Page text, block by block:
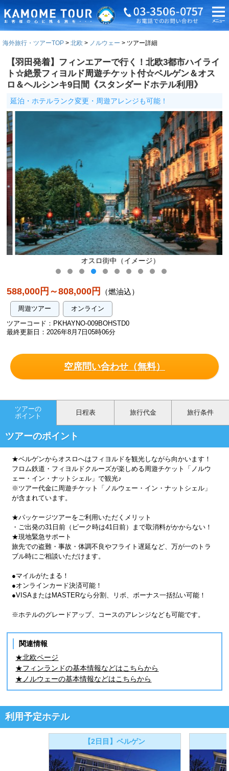
海外旅行・ツアーTOP 北欧 ノルウェー ツアー詳細
【羽田発着】フィンエアーで行く！北欧3都市ハイライ
ト☆絶景フィヨルド周遊チケット付☆ベルゲン＆オス
ロ＆ヘルシンキ9日間《スタンダードホテル利用》
延泊・ホテルランク変更・周遊アレンジも可能！
オスロ街中（イメージ）
588,000円～808,000円 （燃油込）
周遊ツアー
オンライン
ツアーコード：PKHAYNO-009BOHSTD0
最終更新日：2026年8月7日05時06分
空席問い合わせ（無料）
ツアーの
ポイント
日程表 旅行代金 旅行条件
ツアーのポイント
★ベルゲンからオスロへはフィヨルドを観光しながら向かいます！
フロム鉄道・フィヨルドクルーズが楽しめる周遊チケット「ノルウ
ェー・イン・ナットシェル」で観光♪
※ツアー代金に周遊チケット「ノルウェー・イン・ナットシェル」
が含まれています。
★パッケージツアーをご利用いただくメリット
・ご出発の31日前（ピーク時は41日前）まで取消料がかからない！
★現地緊急サポート
旅先での盗難・事故・体調不良やフライト遅延など、万が一のトラ
ブル時にご相談いただけます。
●マイルがたまる！
●オンラインカード決済可能！
●VISAまたはMASTERなら分割、リボ、ボーナス一括払い可能！
※ホテルのグレードアップ、コースのアレンジなども可能です。
関連情報
★北欧ページ
★フィンランドの基本情報などはこちらから
★ノルウェーの基本情報などはこちらから
利用予定ホテル
【2日目】ベルゲン